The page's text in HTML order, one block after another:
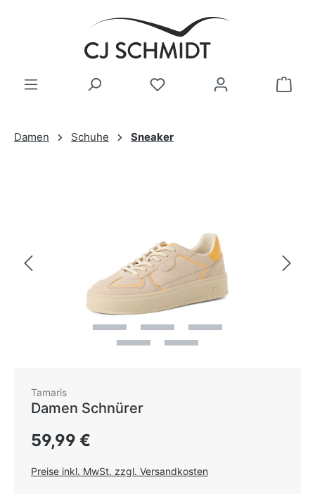
Zum Hauptinhalt springen
Damen Schuhe Sneaker
Tamaris
Damen Schnürer
Regulärer Preis:
59,99 €
Preise inkl. MwSt. zzgl. Versandkosten